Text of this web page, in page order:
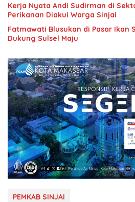
Kerja Nyata Andi Sudirman di
Perikanan Diakui Warga Sinjai
Fatmawati Blusukan di Pasar Ikan
Dukung Sulsel Maju
PEMKAB SINJAI